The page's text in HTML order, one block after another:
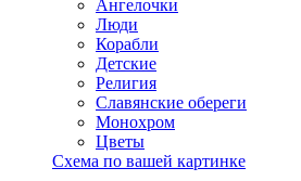
Ангелочки
Люди
Корабли
Детские
Религия
Славянские обереги
Монохром
Цветы
Схема по вашей картинке